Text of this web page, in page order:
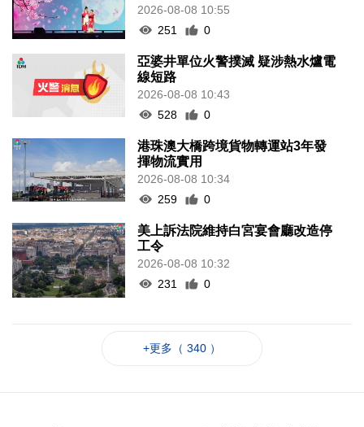
2026-08-08 10:55
251
0
亞婆井單位火警撲滅 疑涉熱水爐電
線短路
2026-08-08 10:43
528
0
港珠澳大橋跨境貨物轉運站3年發
揮物流實用
2026-08-08 10:34
259
0
美上訴法院維持白宮宴會廳改造停
工令
2026-08-08 10:32
231
0
+更多（ 340 ）